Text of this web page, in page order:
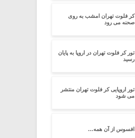
کر فلوت تهران امشب به روی
صحنه می رود
تور کر فلوت تهران در اروپا به پایان
رسید
تور اروپایی کر فلوت تهران منتشر
می شود
افسوس از آن همه…